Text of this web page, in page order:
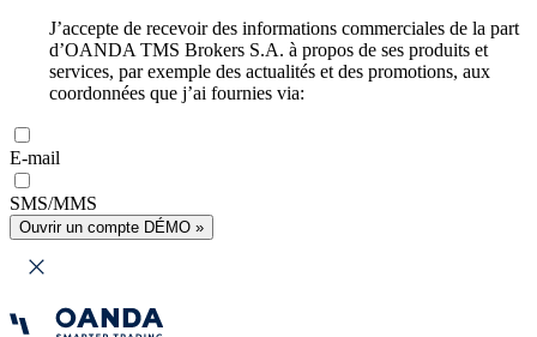
J’accepte de recevoir des informations commerciales de la part
d’OANDA TMS Brokers S.A. à propos de ses produits et
services, par exemple des actualités et des promotions, aux
coordonnées que j’ai fournies via:
E-mail
SMS/MMS
Ouvrir un compte DÉMO »